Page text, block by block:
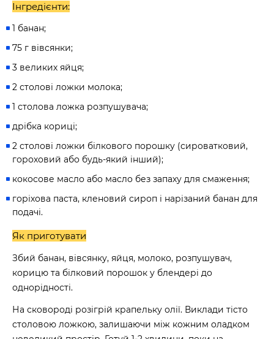
Інгредієнти:
1 банан;
75 г вівсянки;
3 великих яйця;
2 столові ложки молока;
1 столова ложка розпушувача;
дрібка кориці;
2 столові ложки білкового порошку (сироватковий,
гороховий або будь-який інший);
кокосове масло або масло без запаху для смаження;
горіхова паста, кленовий сироп і нарізаний банан для
подачі.
Як приготувати
Збий банан, вівсянку, яйця, молоко, розпушувач,
корицю та білковий порошок у блендері до
однорідності.
На сковороді розігрій крапельку олії. Виклади тісто
столовою ложкою, залишаючи між кожним оладком